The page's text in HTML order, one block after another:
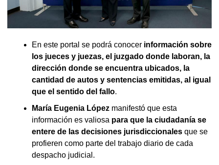
En este portal se podrá conocer información sobre
los jueces y juezas, el juzgado donde laboran, la
dirección donde se encuentra ubicados, la
cantidad de autos y sentencias emitidas, al igual
que el sentido del fallo.
María Eugenia López manifestó que esta
información es valiosa para que la ciudadanía se
entere de las decisiones jurisdiccionales que se
profieren como parte del trabajo diario de cada
despacho judicial.